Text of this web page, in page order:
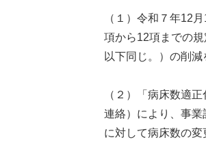
（１）令和７年12
項から12項までの
以下同じ。）の削
（２）「病床数適
連絡）により、事
に対して病床数の